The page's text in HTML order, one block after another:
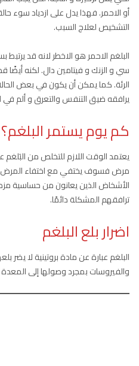
أو الاحمر. فهذا يدل على ازدياد سوء
التشخيص لعلاج السبب.
البلغم الاحمر هو الاخطر لانه قد
سي و الزنك و فيتامين دال. لكنه أيضًا قد
الرئة. كما يمكن أن يكون في بعض
يرافقه ضيق التنفس والتعرق و ألم في
كم يوم يستمر البلغم؟
يعتمد الوقت اللازم للتخلص من
مرض فسوف يختفي مع اختفاء المرض
الأشخاض الذين يعانون من حساسية
ترافقهم المشكلة دائمًا.
اضرار بلع البلغم
البلغم عبارة عن مادة بروتينية لا يضر
والفيروسات بمجرد وصولها إلى